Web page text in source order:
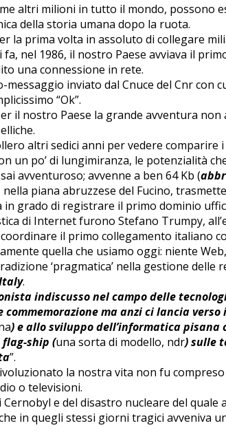
altri milioni in tutto il mondo, possono
della storia umana dopo la ruota.
la prima volta in assoluto di collegare
fa, nel 1986, il nostro Paese avviava il
una connessione in rete.
inviato dal Cnuce del Cnr con
“Ok”.
il nostro Paese la grande avventura
altri sedici anni per vedere
un po’ di lungimiranza, le potenzialità
avventuroso; avvenne a ben 64 Kb (
piana abruzzese del Fucino,
in grado di registrare il primo dominio
di Internet furono Stefano Trumpy,
il primo collegamento italiano
quella che usiamo oggi: niente
‘pragmatica’ nella gestione
.
indiscusso nel campo delle
commemorazione ma anzi ci lancia
) e allo sviluppo dell’informatica pisana
ship (una sorta di modello, ndr) sulle
”.
la nostra vita non fu
o televisioni.
e del disastro nucleare del
in quegli stessi giorni tragici avveniva